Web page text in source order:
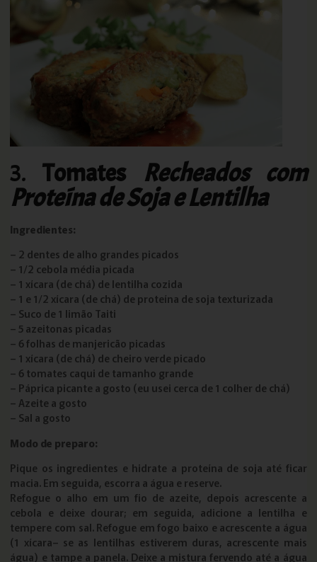
3.TomatesRecheados com
Proteína de Soja e Lentilha
Ingredientes:
– 2 dentes de alho grandes picados
– 1/2 cebola média picada
– 1 xícara (de chá) de lentilha cozida
– 1 e 1/2 xícara (de chá) de proteína de soja texturizada
– Suco de 1 limão Taiti
– 5 azeitonas picadas
– 6 folhas de manjericão picadas
– 1 xícara (de chá) de cheiro verde picado
– 6 tomates caqui de tamanho grande
– Páprica picante a gosto (eu usei cerca de 1 colher de chá)
– Azeite a gosto
– Sal a gosto
Modo de preparo:
Pique os ingredientes e hidrate a proteína de soja até ficar
macia. Em seguida, escorra a água e reserve.
Refogue o alho em um fio de azeite, depois acrescente a
cebola e deixe dourar; em seguida, adicione a lentilha e
tempere com sal. Refogue em fogo baixo e acrescente a água
(1 xícara– se as lentilhas estiverem duras, acrescente mais
água) e tampe a panela. Deixe a mistura fervendo até a água